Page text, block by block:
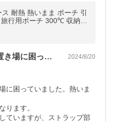
耐熱 熱いまま ポーチ 引
旅行用ポーチ 300℃ 収納
トラベル 吊り下げ ケース
納
使用後のヘアアイロンの置き場に困ってい… 2024/8/20
に困っていました。熱いま
ります。
ていますが、ストラップ部